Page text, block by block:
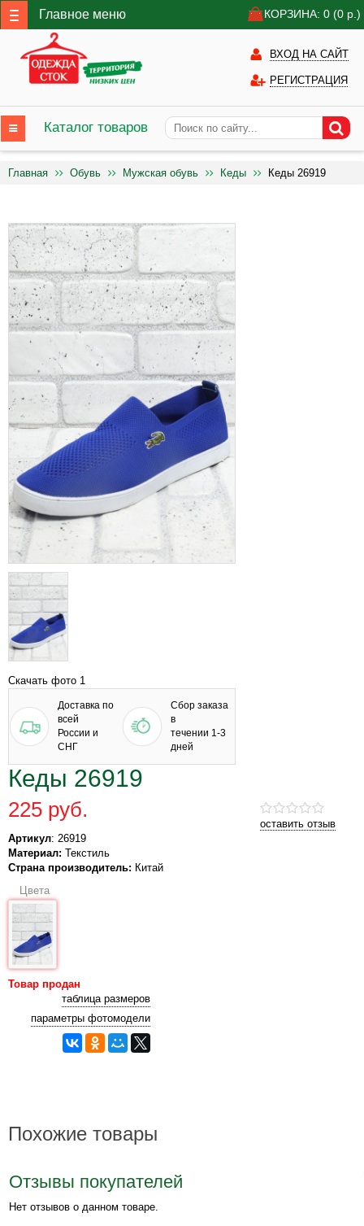
Главное меню КОРЗИНА: 0 (0 р.)
ВХОД НА САЙТ
РЕГИСТРАЦИЯ
Каталог товаров
Главная Обувь Мужская обувь Кеды Кеды 26919
Скачать фото 1
Доставка по
всей
России и
СНГ
Сбор заказа
в
течении 1-3
дней
Кеды 26919
оставить отзыв
225 руб.
Артикул: 26919
Материал: Текстиль
Страна производитель: Китай
Цвета
Товар продан
таблица размеров
параметры фотомодели
Похожие товары
Отзывы покупателей
Нет отзывов о данном товаре.